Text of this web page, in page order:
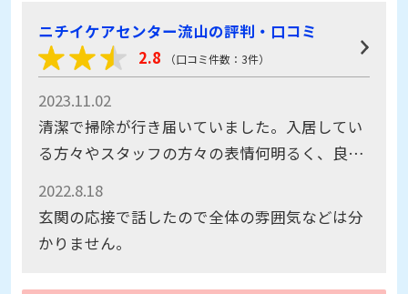
ニチイケアセンター流山の評判・口コミ
2.8
（口コミ件数：3件）
2023.11.02
清潔で掃除が行き届いていました。入居してい
る方々やスタッフの方々の表情何明るく、良い
2022.8.18
玄関の応接で話したので全体の雰囲気などは分
かりません。